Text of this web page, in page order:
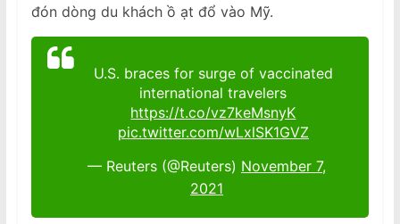
đón dòng du khách ồ ạt đổ vào Mỹ.
U.S. braces for surge of vaccinated
international travelers
https://t.co/vz7keMsnyK
pic.twitter.com/wLxlSK1GVZ
— Reuters (@Reuters) November 7,
2021